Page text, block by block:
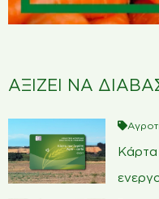
ΑΞΙΖΕΙ ΝΑ
Κάρτα